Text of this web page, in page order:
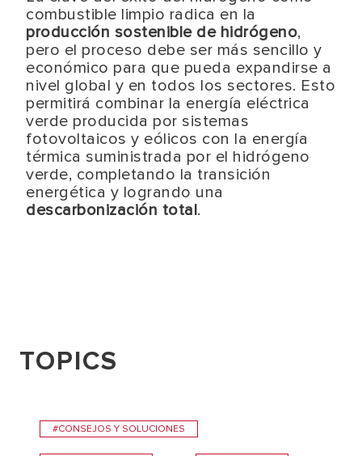
combustible limpio radica en la
producción sostenible de hidrógeno,
pero el proceso debe ser más sencillo y
económico para que pueda expandirse a
nivel global y en todos los sectores. Esto
permitirá combinar la energía eléctrica
verde producida por sistemas
fotovoltaicos y eólicos con la energía
térmica suministrada por el hidrógeno
verde, completando la transición
energética y logrando una
descarbonización total.
TOPICS
#CONSEJOS Y SOLUCIONES